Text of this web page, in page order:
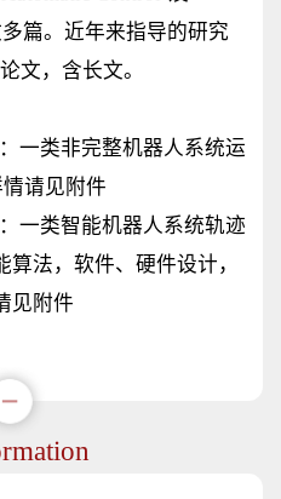
篇。近年来指导的研究
文，含长文。
一类非完整机器人系统运
请见附件
一类智能机器人系统轨迹
法，软件、硬件设计，
见附件